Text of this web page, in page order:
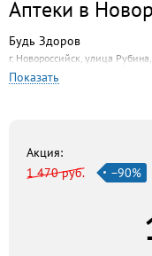
Аптеки в
Будь Здоров
г. Новороссийск, улица
Аптека Дубрава
г. Новороссийск, Революции
Аптека Надёжная
г. Новороссийск, +7 (861)
Показать
Акция:
1 470 руб.
−90%